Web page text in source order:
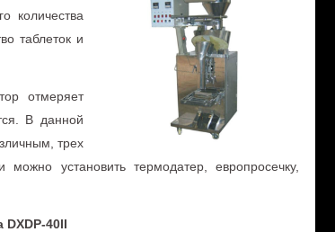
количества
таблеток и
отмеряет
В данной
трех
установить термодатер, европросечку,
40II